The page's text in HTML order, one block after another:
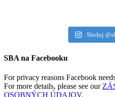
Sleduj
SBA na Facebooku
For privacy reasons Facebook
For more details, please see our
OSOBNÝCH ÚDAJOV.